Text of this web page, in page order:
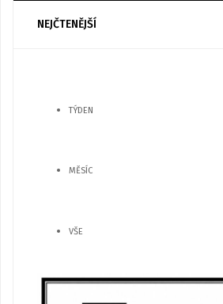
NEJČTENĚJŠÍ
TÝDEN
MĚSÍC
VŠE